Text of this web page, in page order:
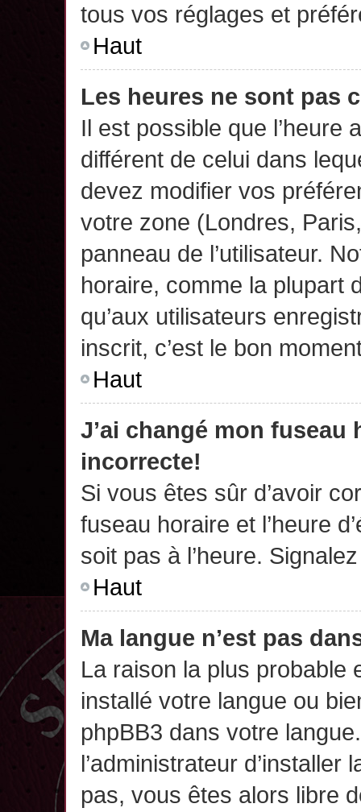
tous vos réglages et
Haut
Les heures ne sont pas
Il est possible que l’heure
différent de celui dans
devez modifier vos
votre zone (Londres,
panneau de l’utilisateur.
horaire, comme la plupart
qu’aux utilisateurs
inscrit, c’est le bon
Haut
J’ai changé mon fuseau
incorrecte!
Si vous êtes sûr d’avoir
fuseau horaire et l’heure
soit pas à l’heure.
Haut
Ma langue n’est pas
La raison la plus probable
installé votre langue ou
phpBB3 dans votre
l’administrateur d’installer
pas, vous êtes alors libre